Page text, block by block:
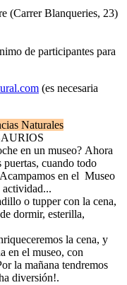
(Carrer Blanqueries, 23)
de participantes para
(es necesaria
Naturales
en un museo? Ahora
puertas, cuando todo
en el Museo
o tupper con la cena,
dormir, esterilla,
la cena, y
en el museo, con
la mañana tendremos
diversión!.